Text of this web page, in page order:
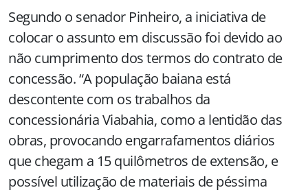
Segundo o senador Pinheiro, a iniciativa de
colocar o assunto em discussão foi devido ao
não cumprimento dos termos do contrato de
concessão. “A população baiana está
descontente com os trabalhos da
concessionária Viabahia, como a lentidão das
obras, provocando engarrafamentos diários
que chegam a 15 quilômetros de extensão, e
possível utilização de materiais de péssima